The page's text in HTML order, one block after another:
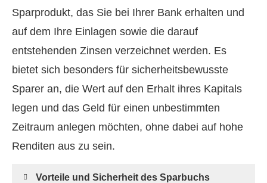
Sparprodukt, das Sie bei Ihrer Bank erhalten und
auf dem Ihre Einlagen sowie die darauf
entstehenden Zinsen verzeichnet werden. Es
bietet sich besonders für sicherheitsbewusste
Sparer an, die Wert auf den Erhalt ihres Kapitals
legen und das Geld für einen unbestimmten
Zeitraum anlegen möchten, ohne dabei auf hohe
Renditen aus zu sein.
Vorteile und Sicherheit des Sparbuchs